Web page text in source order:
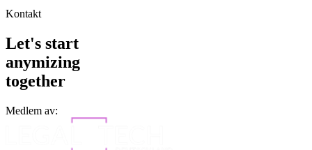
Kontakt
Let's start
anymizing
together
Medlem av: